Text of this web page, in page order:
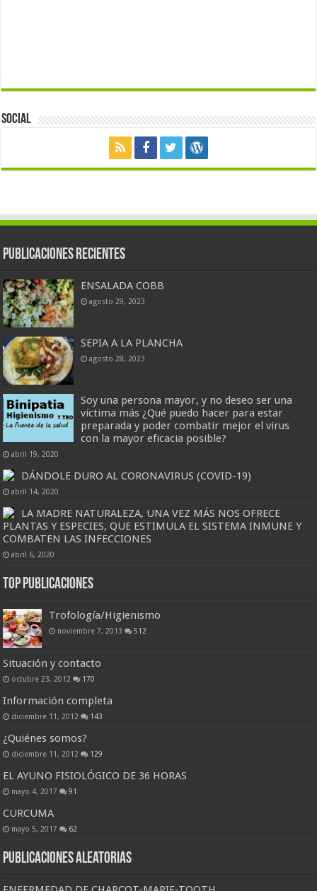
Social
Publicaciones Recientes
ENSALADA COBB
agosto 29, 2023
SEPIA A LA PLANCHA
agosto 28, 2023
Soy una persona mayor, y no deseo ser una
víctima más ¿Qué puedo hacer para estar
preparada y poder combatir mejor el virus
con la mayor eficacia posible?
abril 19, 2020
DÁNDOLE DURO AL CORONAVIRUS (COVID-19)
abril 14, 2020
LA MADRE NATURALEZA, UNA VEZ MÁS NOS OFRECE
PLANTAS Y ESPECIES, QUE ESTIMULA EL SISTEMA INMUNE Y
COMBATEN LAS INFECCIONES
abril 6, 2020
Top Publicaciones
Trofología/Higienismo
noviembre 7, 2013 512
Situación y contacto
octubre 23, 2012 170
Información completa
diciembre 11, 2012 143
¿Quiénes somos?
diciembre 11, 2012 129
EL AYUNO FISIOLÓGICO DE 36 HORAS
mayo 4, 2017 91
CURCUMA
mayo 5, 2017 62
Publicaciones Aleatorias